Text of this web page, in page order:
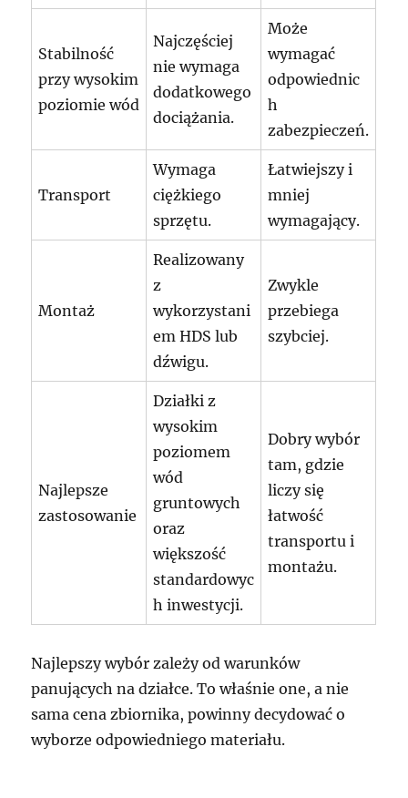
Stabilność
przy wysokim
poziomie wód
Najczęściej
nie wymaga
dodatkowego
dociążania.
Może
wymagać
odpowiednic
h
zabezpieczeń.
Transport
Wymaga
ciężkiego
sprzętu.
Łatwiejszy i
mniej
wymagający.
Montaż
Realizowany
z
wykorzystani
em HDS lub
dźwigu.
Zwykle
przebiega
szybciej.
Najlepsze
zastosowanie
Działki z
wysokim
poziomem
wód
gruntowych
oraz
większość
standardowyc
h inwestycji.
Dobry wybór
tam, gdzie
liczy się
łatwość
transportu i
montażu.
Najlepszy wybór zależy od warunków
panujących na działce. To właśnie one, a nie
sama cena zbiornika, powinny decydować o
wyborze odpowiedniego materiału.